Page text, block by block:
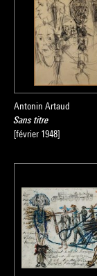
Antonin Artaud
Sans titre
[février 1948]